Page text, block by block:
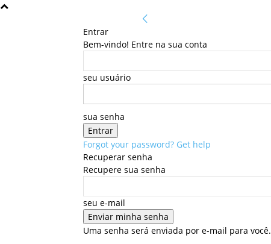
Entrar
Bem-vindo! Entre na sua conta
seu usuário
sua senha
Forgot your password? Get help
Recuperar senha
Recupere sua senha
seu e-mail
Uma senha será enviada por e-mail para você.